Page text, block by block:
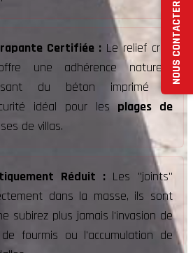
NOUS CONTACTER
Certifiée : Le relief créé
une adhérence naturelle
du béton imprimé le
idéal pour les plages de
de villas.
Réduit :Les "joints"
dans la masse, ils sont
subirez plus jamais l'invasion de
fourmis ou l'accumulation de